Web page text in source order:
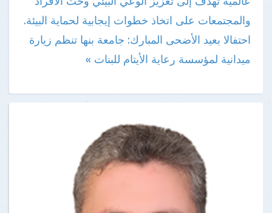
والمجتمعات على اتخاذ خطوات إيجابية لحماية البيئة.
احتفالا بعيد الأضحى المبارك: جامعة بنها تنظم زيارة
ميدانية لمؤسسة رعاية الأيتام للبنات »